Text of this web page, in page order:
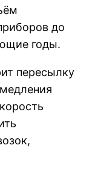
до
годы.
пересылку